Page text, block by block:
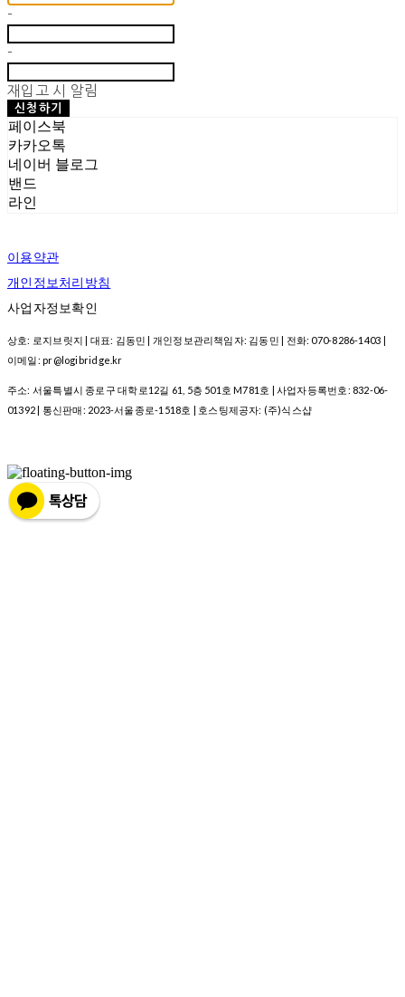
-
-
재입고 시 알림
신청하기
페이스북
카카오톡
네이버 블로그
밴드
라인
이용약관
개인정보처리방침
사업자정보확인
상호: 로지브릿지 | 대표: 김동민 | 개인정보관리책임자: 김동민 | 전화: 070-8286-1403 |
이메일: pr@logibridge.kr
주소: 서울특별시 종로구 대학로12길 61, 5층 501호 M781호 | 사업자등록번호: 832-06-
01392 | 통신판매: 2023-서울종로-1518호 | 호스팅제공자: (주)식스샵